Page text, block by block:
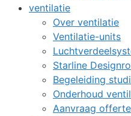
ventilatie
Over ventilatie
Ventilatie-units
Starline
Begeleiding
Onderhoud
Aanvraag